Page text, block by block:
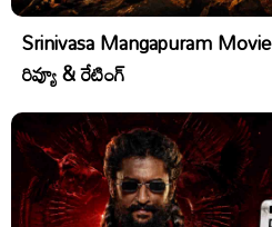
Srinivasa Mangapuram
రివ్యూ & రేటింగ్